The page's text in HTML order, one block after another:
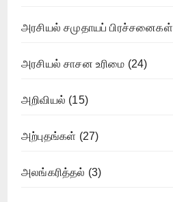
அரசியல் சமுதாயப் பிரச்சனைகள்
அரசியல் சாசன உரிமை (24)
அறிவியல் (15)
அற்புதங்கள் (27)
அலங்கரித்தல் (3)